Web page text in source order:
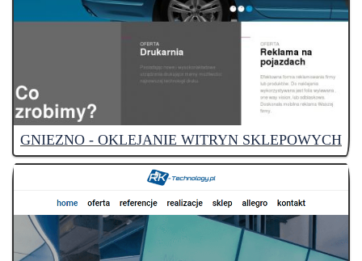
GNIEZNO - OKLEJANIE WITRYN SKLEPOWYCH